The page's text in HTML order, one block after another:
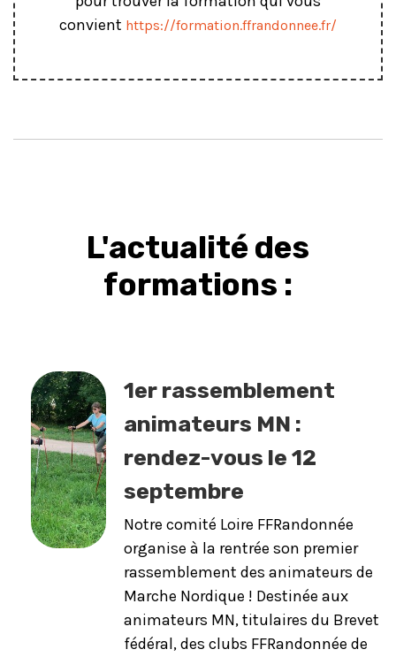
convient https://formation.ffrandonnee.fr/
L'actualité des
formations :
1er rassemblement
animateurs MN :
rendez-vous le 12
septembre
Notre comité Loire FFRandonnée
organise à la rentrée son premier
rassemblement des animateurs de
Marche Nordique ! Destinée aux
animateurs MN, titulaires du Brevet
fédéral, des clubs FFRandonnée de